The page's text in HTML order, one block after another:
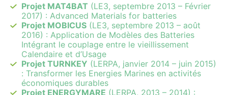
Projet MAT4BAT (LE3, septembre 2013 – Février
2017) : Advanced Materials for batteries
Projet MOBICUS (LE3, septembre 2013 – août
2016) : Application de Modèles des Batteries
Intégrant le couplage entre le vieillissement
Calendaire et d’Usage
Projet TURNKEY (LERPA, janvier 2014 – juin 2015)
: Transformer les Energies Marines en activités
économiques durables
Projet ENERGYMARE (LERPA, 2013 – 2014) :